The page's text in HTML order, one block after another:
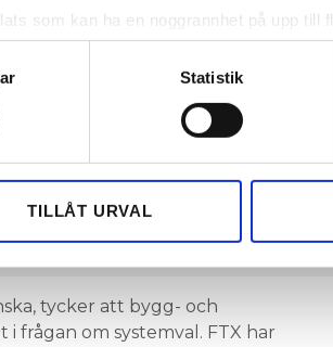
som kan ha en noggrannhet på upp till
den för specifika kännetecken
och ställ in dina preferenser i
förklaringen.
även sådana identifierare och
som vi samarbetar med. Dessa kan i
Statistik
TILLÅT URVAL
i Norra Djurgårdsstaden. Foto: Fredrik
eller FTX? När Skanska
de förväntat sig.
tycker att bygg- och
frågan om systemval. FTX har